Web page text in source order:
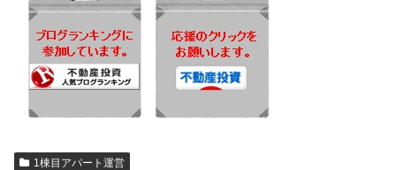
1棟目アパート運営